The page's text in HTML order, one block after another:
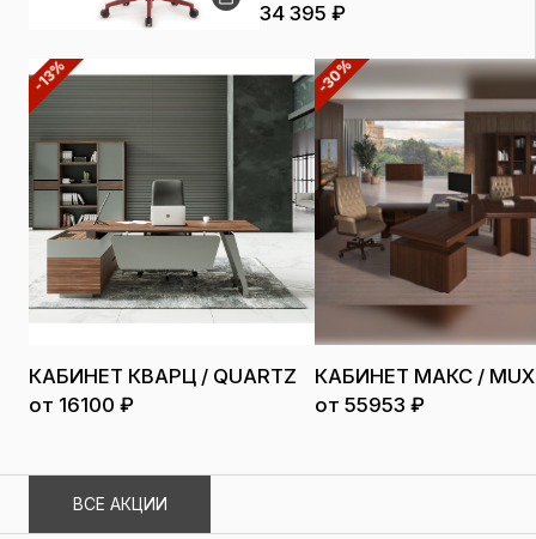
34 395 ₽
-13%
КАБИНЕТ КВАРЦ / QUARTZ
от 16100 ₽
-30%
КАБИНЕТ МАКС / MUX
от 55953 ₽
ВСЕ АКЦИИ